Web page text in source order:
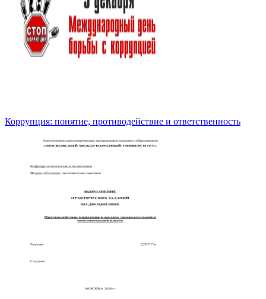
Коррупция: понятие, противодействие и ответственность